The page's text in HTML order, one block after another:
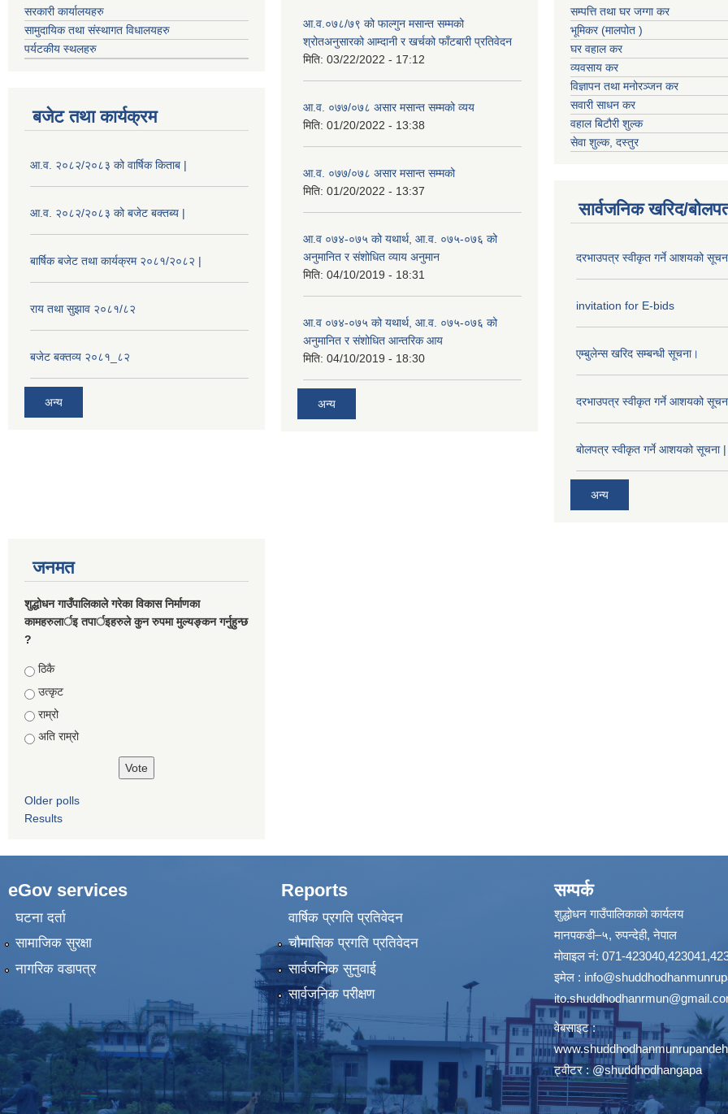
सरकारी कार्यालयहरु
सामुदायिक तथा संस्थागत विधालयहरु
पर्यटकीय स्थलहरु
बजेट तथा कार्यक्रम
आ.व. २०८२/२०८३ को वार्षिक किताब |
आ.व. २०८२/२०८३ को बजेट बक्तब्य |
बार्षिक बजेट तथा कार्यक्रम २०८१/२०८२ |
राय तथा सुझाव २०८१/८२
बजेट बक्तव्य २०८१_८२
अन्य
आ.व.०७८/७९ को फाल्गुन मसान्त सम्मको
श्रोतअनुसारको आम्दानी र खर्चको फाँटबारी प्रतिवेदन
मिति: 03/22/2022 - 17:12
आ.व. ०७७/०७८ असार मसान्त सम्मको व्यय
मिति: 01/20/2022 - 13:38
आ.व. ०७७/०७८ असार मसान्त सम्मको
मिति: 01/20/2022 - 13:37
आ.व ०७४-०७५ को यथार्थ, आ.व. ०७५-०७६ को
अनुमानित र संशोधित व्याय अनुमान
मिति: 04/10/2019 - 18:31
आ.व ०७४-०७५ को यथार्थ, आ.व. ०७५-०७६ को
अनुमानित र संशोधित आन्तरिक आय
मिति: 04/10/2019 - 18:30
अन्य
सम्पत्ति तथा घर जग्गा कर
भूमिकर (मालपोत )
घर वहाल कर
व्यवसाय कर
विज्ञापन तथा मनोरञ्जन कर
सवारी साधन कर
वहाल बिटौरी शुल्क
सेवा शुल्क, दस्तुर
सार्वजनिक खरिद/
दरभाउपत्र स्वीकृत गर्ने आशयको
invitation for E-bids
एम्बुलेन्स खरिद सम्बन्धी सूचना।
दरभाउपत्र स्वीकृत गर्ने आशयको
बोलपत्र स्वीकृत गर्ने आशयको सूचना |
अन्य
जनमत
शुद्धोधन गाउँपालिकाले गरेका विकास निर्माणका
कामहरुलार्इ तपार्इहरुले कुन रुपमा मुल्यङ्कन गर्नुहुन्छ
?
Choices
ठिकै
उत्कृट
राम्रो
अति राम्रो
Older polls
Results
eGov services
घटना दर्ता
सामाजिक सुरक्षा
नागरिक वडापत्र
Reports
वार्षिक प्रगति प्रतिवेदन
चौमासिक प्रगति प्रतिवेदन
सार्वजनिक सुनुवाई
सार्वजनिक परीक्षण
सम्पर्क
शुद्धोधन गाउँपालिकाको कार्यलय
मानपकडी–५, रुपन्देही, नेपाल
मोवाइल नं: 071-
इमेल :
वेबसाइट :
ट्वीटर : @shuddhodhangapa